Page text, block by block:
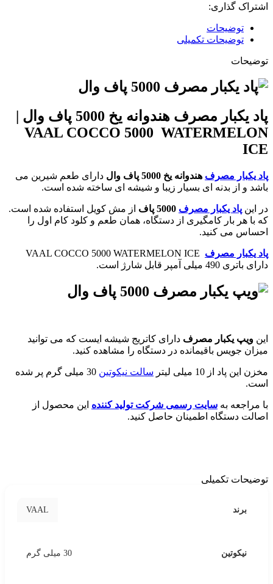
اشتراک گذاری:
توضیحات
توضیحات تکمیلی
توضیحات
پاد یکبار مصرف هندوانه یخ 5000 پاف وال |
VAAL COCCO 5000 WATERMELON
ICE
پاد یکبار مصرف هندوانه یخ 5000 پاف وال
دارای طعم شیرین می
باشد و از بدنه ای بسیار زیبا و شیشه ای ساخته شده است.
در این پاد یکبار مصرف
از مش کویل استفاده شده است.
که با هر بار کامگیری از دستگاه، همان طعم و کلود کام اول را
احساس می کنید.
پاد یکبار مصرف VAAL COCCO 5000 WATERMELON ICE
دارای باتری 490 میلی آمپر قابل شارژ است.
این ویپ یکبار مصرف دارای کاتریج شیشه ایست که می توانید
میزان جویس باقیمانده در دستگاه را مشاهده کنید.
مخزن این پاد از 10 میلی لیتر سالت نیکوتین
30 میلی گرم پر شده
است.
با مراجعه به سایت رسمی شرکت تولید کننده این محصول از
اصالت دستگاه اطمینان حاصل کنید.
توضیحات تکمیلی
برند VAAL
نیکوتین 30 میلی گرم